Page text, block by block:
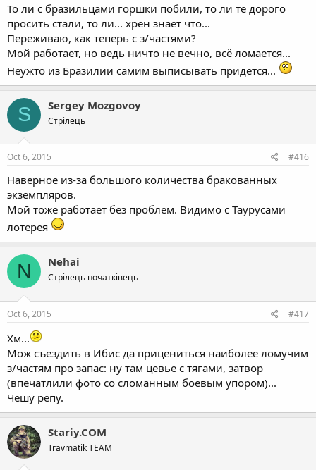
То ли с бразильцами горшки побили, то ли те дорого
просить стали, то ли... хрен знает что...
Переживаю, как теперь с з/частями?
Мой работает, но ведь ничто не вечно, всё ломается...
Неужто из Бразилии самим выписывать придется...
S Sergey Mozgovoy
Стрілець
Oct 6, 2015 #416
Наверное из-за большого количества бракованных
экземпляров.
Мой тоже работает без проблем. Видимо с Таурусами
лотерея
N Nehai
Стрілець початківець
Oct 6, 2015 #417
Хм...
Мож съездить в Ибис да прицениться наиболее ломучим
з/частям про запас: ну там цевье с тягами, затвор
(впечатлили фото со сломанным боевым упором)...
Чешу репу.
Stariy.COM
Travmatik TEAM